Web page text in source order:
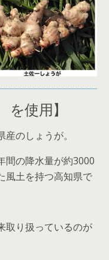
使用】
のしょうが。
間の降水量が約3000
風土を持つ高知県で
取り扱っているのが